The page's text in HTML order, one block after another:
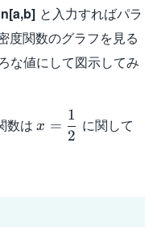
と入力すればパラ
度関数のグラフを見る
な値にして図示してみ
数は x=\dfrac{1}
{2}
x =
2
1
に関して